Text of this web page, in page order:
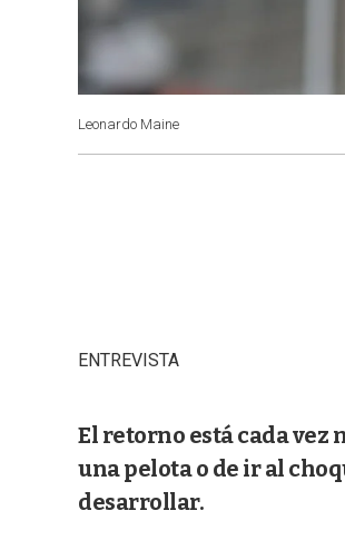
Leonardo Maine
ENTREVISTA
El retorno está cada vez
una pelota o de ir al
desarrollar.